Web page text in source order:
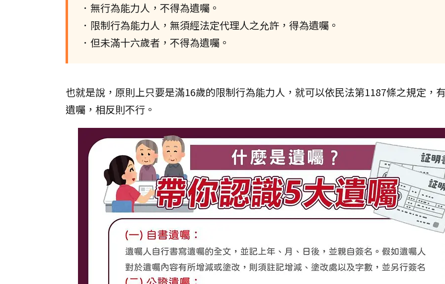
．無行為能力人，不得為遺囑。
．限制行為能力人，無須經法定代理人之允許，得為遺囑。
．但未滿十六歲者，不得為遺囑。
也就是說，原則上只要是滿16歲的限制行為能力人，就可以依民法第1187條之規定，
遺囑，相反則不行。